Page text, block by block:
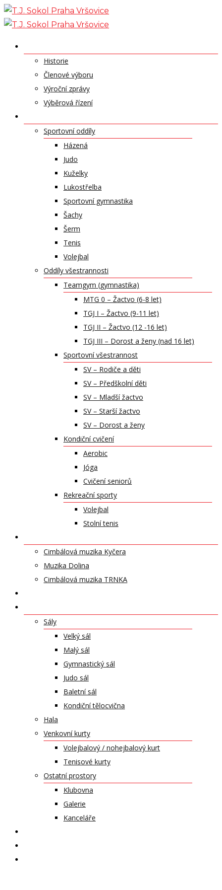
Skip
to
Historie
Členové výboru
Výroční zprávy
Výběrová řízení
Sportovní oddíly
Házená
Judo
Kuželky
Lukostřelba
Sportovní gymnastika
Šachy
Šerm
Tenis
Volejbal
Oddíly všestrannosti
Teamgym (gymnastika)
MTG 0 – Žactvo (6-8 let)
TGJ I – Žactvo (9-11 let)
TGJ II – Žactvo (12 -16 let)
TGJ III – Dorost a ženy (nad 16 let)
Sportovní všestrannost
SV – Rodiče a děti
SV – Předškolní děti
SV – Mladší žactvo
SV – Starší žactvo
SV – Dorost a ženy
Kondiční cvičení
Aerobic
Jóga
Cvičení seniorů
Rekreační sporty
Volejbal
Stolní tenis
Cimbálová muzika Kyčera
Muzika Dolina
Cimbálová muzika TRNKA
Sály
Velký sál
Malý sál
Gymnastický sál
Judo sál
Baletní sál
Kondiční tělocvična
Hala
Venkovní kurty
Volejbalový / nohejbalový kurt
Tenisové kurty
Ostatní prostory
Klubovna
Galerie
Kanceláře